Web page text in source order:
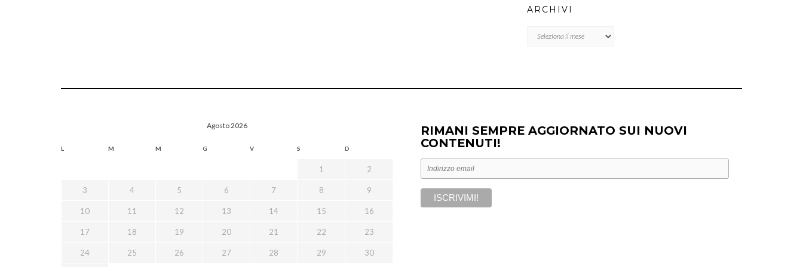
ARCHIVI
Agosto 2026
L M M G V S D
1 2
3 4 5 6 7 8 9
10 11 12 13 14 15 16
17 18 19 20 21 22 23
24 25 26 27 28 29 30
RIMANI SEMPRE AGGIORNATO SUI NUOVI
CONTENUTI!